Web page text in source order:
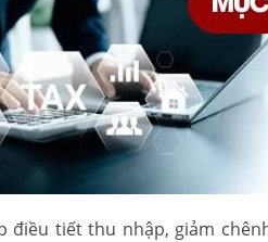
điều tiết thu nhập, giảm